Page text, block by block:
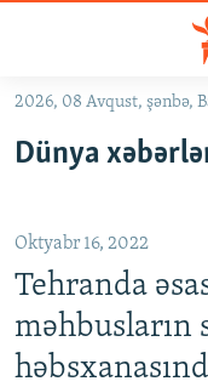
Əsas
qayıt
qayıt
Axtarışa
#İZAHLA
#ƏSLINDƏ
QANUNI DOĞRU
2026, 08 Avqust, şənbə,
Dünya
Oktyabr 16, 2022
Tehranda
məhbusların